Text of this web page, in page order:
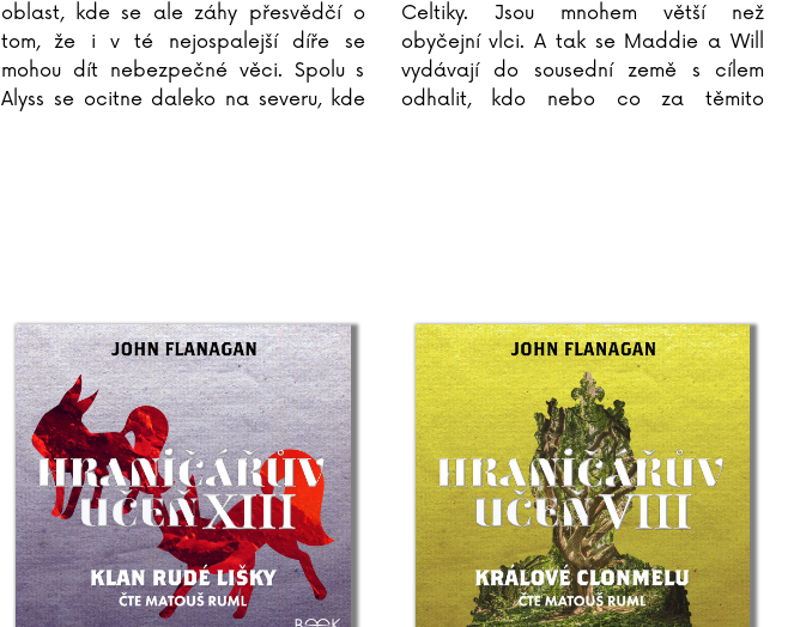
oblast, kde se ale záhy přesvědčí o
tom, že i v té nejospalejší díře se
mohou dít nebezpečné věci. Spolu s
Alyss se ocitne daleko na severu, kde
Celtiky. Jsou mnohem větší než
obyčejní vlci. A tak se Maddie a Will
vydávají do sousední země s cílem
odhalit, kdo nebo co za těmito